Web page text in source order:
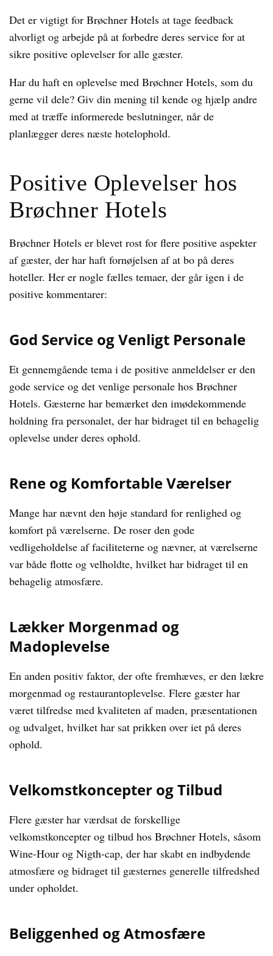
Det er vigtigt for Brøchner Hotels at tage feedback
alvorligt og arbejde på at forbedre deres service for at
sikre positive oplevelser for alle gæster.
Har du haft en oplevelse med Brøchner Hotels, som du
gerne vil dele? Giv din mening til kende og hjælp andre
med at træffe informerede beslutninger, når de
planlægger deres næste hotelophold.
Positive Oplevelser hos
Brøchner Hotels
Brøchner Hotels er blevet rost for flere positive aspekter
af gæster, der har haft fornøjelsen af at bo på deres
hoteller. Her er nogle fælles temaer, der går igen i de
positive kommentarer:
God Service og Venligt Personale
Et gennemgående tema i de positive anmeldelser er den
gode service og det venlige personale hos Brøchner
Hotels. Gæsterne har bemærket den imødekommende
holdning fra personalet, der har bidraget til en behagelig
oplevelse under deres ophold.
Rene og Komfortable Værelser
Mange har nævnt den høje standard for renlighed og
komfort på værelserne. De roser den gode
vedligeholdelse af faciliteterne og nævner, at værelserne
var både flotte og velholdte, hvilket har bidraget til en
behagelig atmosfære.
Lækker Morgenmad og
Madoplevelse
En anden positiv faktor, der ofte fremhæves, er den lækre
morgenmad og restaurantoplevelse. Flere gæster har
været tilfredse med kvaliteten af maden, præsentationen
og udvalget, hvilket har sat prikken over iet på deres
ophold.
Velkomstkoncepter og Tilbud
Flere gæster har værdsat de forskellige
velkomstkoncepter og tilbud hos Brøchner Hotels, såsom
Wine-Hour og Nigth-cap, der har skabt en indbydende
atmosfære og bidraget til gæsternes generelle tilfredshed
under opholdet.
Beliggenhed og Atmosfære